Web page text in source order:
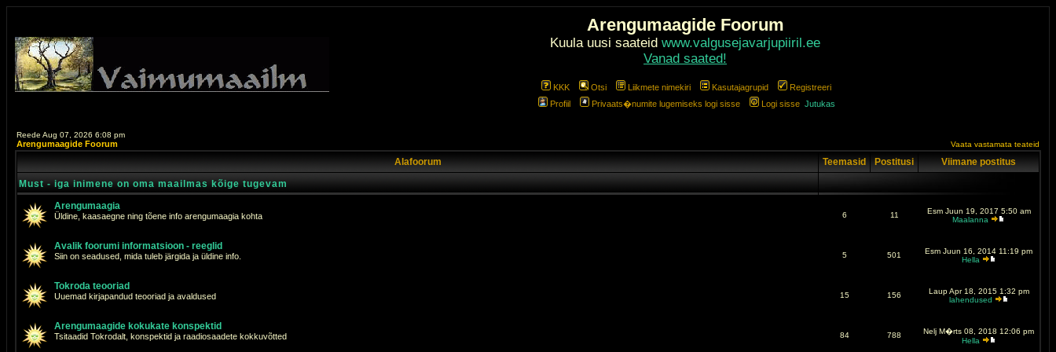
Arengumaagide Foorum
Kuula uusi saateid www.valgusejavarjupiiril.ee
Vanad saated!
KKK Otsi Liikmete nimekiri Kasutajagrupid
Registreeri
Profiil
Privaats�numite lugemiseks logi sisse Logi sisse Jutukas
Reede Aug 07, 2026 6:08 pm
Arengumaagide Foorum Vaata vastamata teateid
Alafoorum Teemasid Postitusi
Viimane postitus
Must - iga inimene on oma maailmas kõige tugevam
Arengumaagia
Üldine, kaasaegne ning tõene info arengumaagia kohta 6 11
Esm Juun 19, 2017 5:50 am
Maalanna
Avalik foorumi informatsioon - reeglid
Siin on seadused, mida tuleb järgida ja üldine info. 5 501
Esm Juun 16, 2014 11:19 pm
Hella
Tokroda teooriad
Uuemad kirjapandud teooriad ja avaldused 15 156
Laup Apr 18, 2015 1:32 pm
lahendused
Arengumaagide kokukate konspektid
Tsitaadid Tokrodalt, konspektid ja raadiosaadete kokkuvõtted 84 788
Nelj M�rts 08, 2018 12:06 pm
Hella